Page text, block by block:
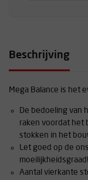
Beschrijving
Mega Balance is het
De bedoeling van
raken voordat het
stokken in het
Let goed op de
moeilijkheidsgraad!
Aantal vierkante